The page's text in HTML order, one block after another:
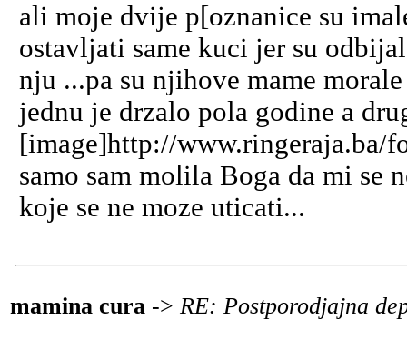
ali moje dvije p[oznanice su
ostavljati same kuci jer su
nju ...pa su njihove mame
jednu je drzalo pola godine a
[image]http://www.ringeraja.ba/
samo sam molila Boga da mi se
koje se ne moze uticati...
mamina cura -> RE: Postporodjajna